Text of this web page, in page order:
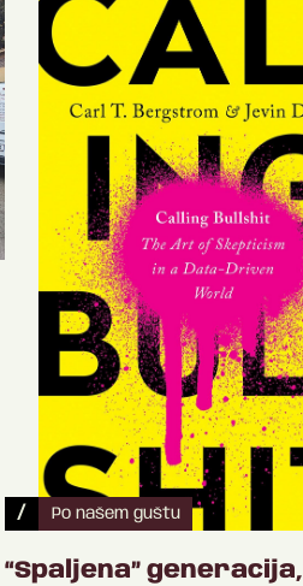
/ Po našem guštu
“Spaljena” generacija,